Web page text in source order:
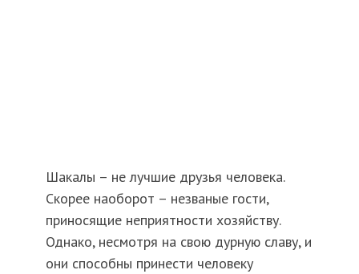
Шакалы – не лучшие друзья человека.
Скорее наоборот – незваные гости,
приносящие неприятности хозяйству.
Однако, несмотря на свою дурную славу, и
они способны принести человеку